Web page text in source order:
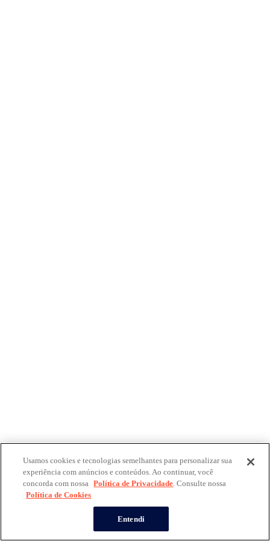
Usamos cookies e tecnologias semelhantes para personalizar sua
experiência com anúncios e conteúdos. Ao continuar, você
concorda com nossa Política de Privacidade. Consulte nossa
Política de Cookies
Entendi